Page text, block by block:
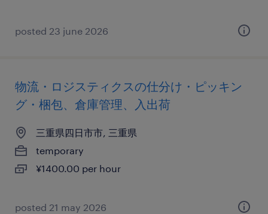
posted 23 june 2026
物流・ロジスティクスの仕分け・ピッキン
グ・梱包、倉庫管理、入出荷
三重県四日市市, 三重県
temporary
¥1400.00 per hour
posted 21 may 2026